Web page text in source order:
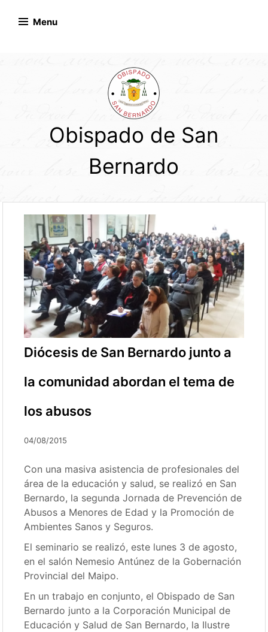
Menu
Obispado de San
Bernardo
Diócesis de San Bernardo junto a
la comunidad abordan el tema de
los abusos
04/08/2015
Con una masiva asistencia de profesionales del
área de la educación y salud, se realizó en San
Bernardo, la segunda Jornada de Prevención de
Abusos a Menores de Edad y la Promoción de
Ambientes Sanos y Seguros.
El seminario se realizó, este lunes 3 de agosto,
en el salón Nemesio Antúnez de la Gobernación
Provincial del Maipo.
En un trabajo en conjunto, el Obispado de San
Bernardo junto a la Corporación Municipal de
Educación y Salud de San Bernardo, la Ilustre